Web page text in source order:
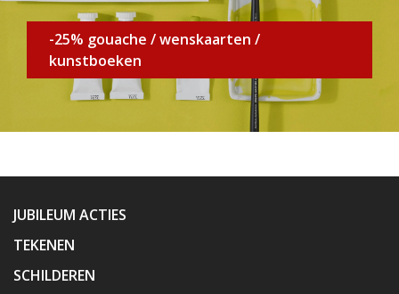
-25% gouache / wenskaarten /
kunstboeken
JUBILEUM ACTIES
TEKENEN
SCHILDEREN